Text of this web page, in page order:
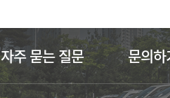
자주 묻는 질문 문의하